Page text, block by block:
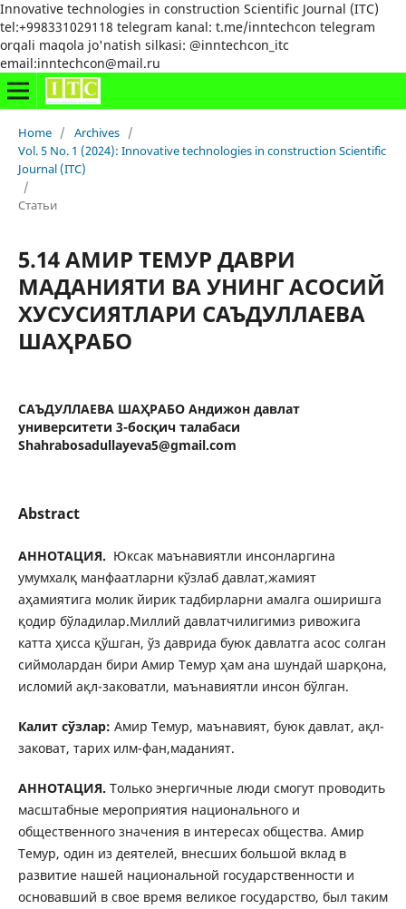
Innovative technologies in construction Scientific Journal (ITC)
tel:+998331029118 telegram kanal: t.me/inntechcon telegram
orqali maqola jo'natish silkasi: @inntechcon_itc
email:inntechcon@mail.ru
Home / Archives /
Vol. 5 No. 1 (2024): Innovative technologies in construction Scientific
Journal (ITC)
/
Статьи
5.14 АМИР ТЕМУР ДАВРИ
МАДАНИЯТИ ВА УНИНГ АСОСИЙ
ХУСУСИЯТЛАРИ САЪДУЛЛАЕВА
ШАҲРАБО
САЪДУЛЛАЕВА ШАҲРАБО Андижон давлат
университети 3-босқич талабаси
Shahrabosadullayeva5@gmail.com
Abstract
АННОТАЦИЯ. Юксак маънавиятли инсонларгина
умумхалқ манфаатларни кўзлаб давлат,жамият
аҳамиятига молик йирик тадбирларни амалга оширишга
қодир бўладилар.Миллий давлатчилигимиз ривожига
катта ҳисса қўшган, ўз даврида буюк давлатга асос солган
сиймолардан бири Амир Темур ҳам ана шундай шарқона,
исломий ақл-заковатли, маънавиятли инсон бўлган.
Калит сўзлар: Амир Темур, маънавият, буюк давлат, ақл-
заковат, тарих илм-фан,маданият.
АННОТАЦИЯ. Только энергичные люди смогут проводить
масштабные мероприятия национального и
общественного значения в интересах общества. Амир
Темур, один из деятелей, внесших большой вклад в
развитие нашей национальной государственности и
основавший в свое время великое государство, был таким